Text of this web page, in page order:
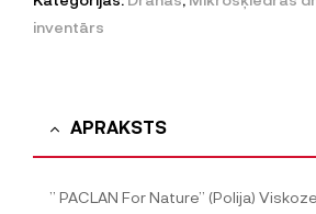
inventārs
APRAKSTS
” PACLAN For Nature” (Polija)